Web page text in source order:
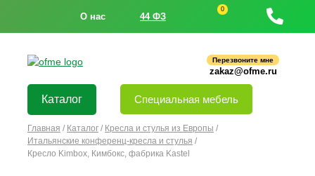
О нас 44 ФЗ
0
Перезвоните мне
zakaz@ofme.ru
Каталог Специальная мебель
Главная / Каталог / Кресла и стулья из Европы /
Итальянские конференц-кресла и стулья /
Кресло Kimbox, Кимбокс, фабрика Kastel